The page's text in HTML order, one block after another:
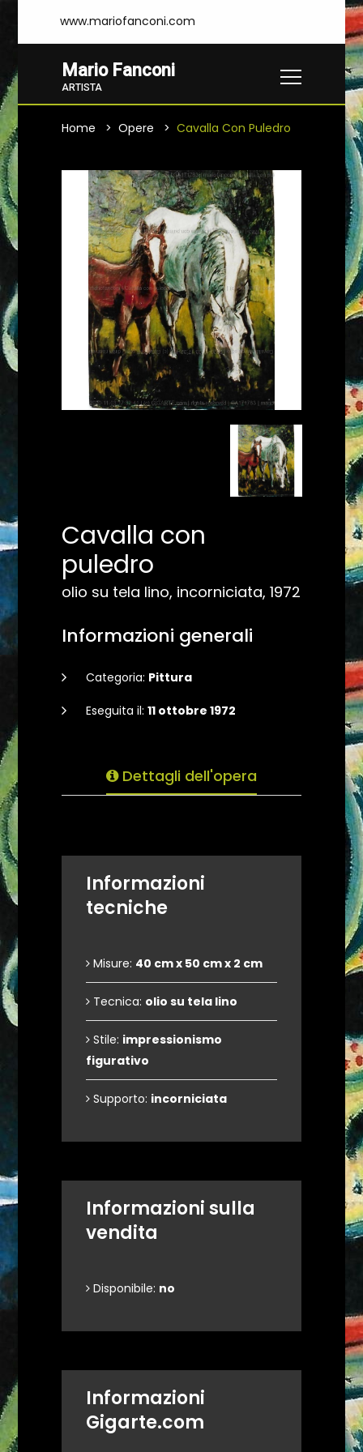
www.mariofanconi.com
Mario Fanconi
ARTISTA
Home Opere Cavalla Con Puledro
Cavalla con
puledro
olio su tela lino, incorniciata, 1972
Informazioni generali
Categoria: Pittura
Eseguita il: 11 ottobre 1972
Dettagli dell'opera
Informazioni
tecniche
Misure: 40 cm x 50 cm x 2 cm
Tecnica: olio su tela lino
Stile: impressionismo
figurativo
Supporto: incorniciata
Informazioni sulla
vendita
Disponibile: no
Informazioni
Gigarte.com